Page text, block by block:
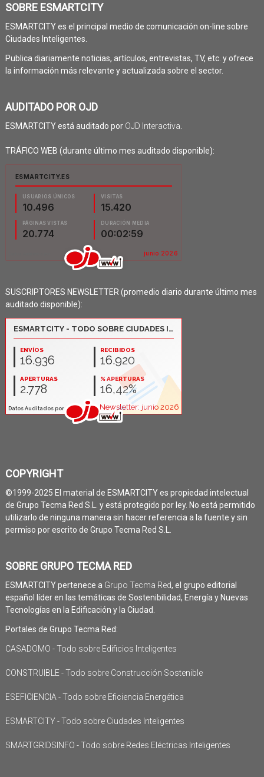
SOBRE ESMARTCITY
ESMARTCITY es el principal medio de comunicación on-line sobre
Ciudades Inteligentes.
Publica diariamente noticias, artículos, entrevistas, TV, etc. y ofrece
la información más relevante y actualizada sobre el sector.
AUDITADO POR OJD
ESMARTCITY está auditado por OJD Interactiva
TRÁFICO WEB (durante último mes auditado disponible):
SUSCRIPTORES NEWSLETTER (promedio diario durante último mes
auditado disponible):
COPYRIGHT
©1999-2025 El material de ESMARTCITY es propiedad intelectual
de Grupo Tecma Red S.L. y está protegido por ley. No está permitido
utilizarlo de ninguna manera sin hacer referencia a la fuente y sin
permiso por escrito de Grupo Tecma Red S.L.
SOBRE GRUPO TECMA RED
ESMARTCITY pertenece a Grupo Tecma Red, el grupo editorial
español líder en las temáticas de Sostenibilidad, Energía y Nuevas
Tecnologías en la Edificación y la Ciudad.
Portales de Grupo Tecma Red:
CASADOMO - Todo sobre Edificios Inteligentes
CONSTRUIBLE - Todo sobre Construcción Sostenible
ESEFICIENCIA - Todo sobre Eficiencia Energética
ESMARTCITY - Todo sobre Ciudades Inteligentes
SMARTGRIDSINFO - Todo sobre Redes Eléctricas Inteligentes